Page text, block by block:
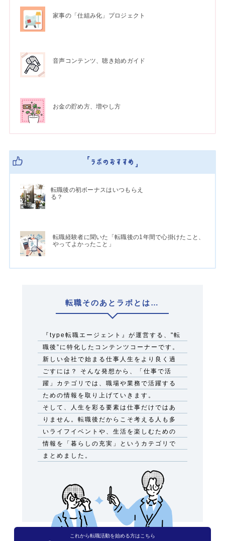
家事の「仕組み化」プロジェクト
音声コンテンツ、聴き始めガイド
お金の貯め方、増やし方
転職後の初ボーナスはいつもらえ
る？
転職経験者に聞いた「転職後の1年間で心掛けたこと、
やってよかったこと」
転職そのあとラボとは…
『type転職エージェント』が運営する、"転
職後”に特化したコンテンツコーナーです。
新しい会社で始まる仕事人生をより良く過
ごすには？ そんな発想から、「仕事で活
躍」カテゴリでは、職場や業務で活躍する
ための情報を取り上げていきます。
そして、人生を彩る要素は仕事だけではあ
りません。転職後だからこそ考える人も多
いライフイベントや、生活を楽しむための
情報を「暮らしの充実」というカテゴリで
まとめました。
これから転職活動を始める方はこちら